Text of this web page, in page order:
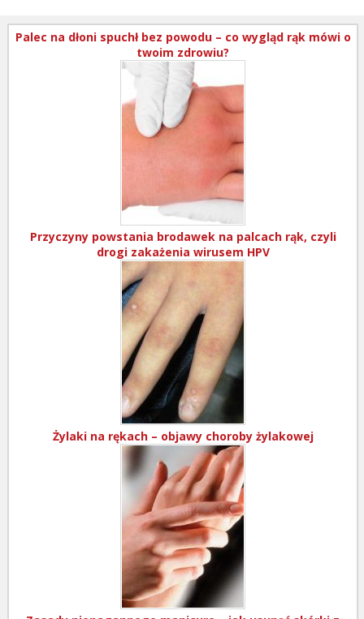
Palec na dłoni spuchł bez powodu – co wygląd rąk mówi o
twoim zdrowiu?
Przyczyny powstania brodawek na palcach rąk, czyli
drogi zakażenia wirusem HPV
Żylaki na rękach – objawy choroby żylakowej